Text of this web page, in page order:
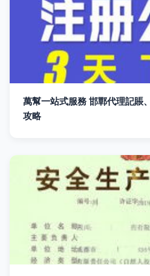
萬幫一站式服務 邯鄲代理記賬
攻略